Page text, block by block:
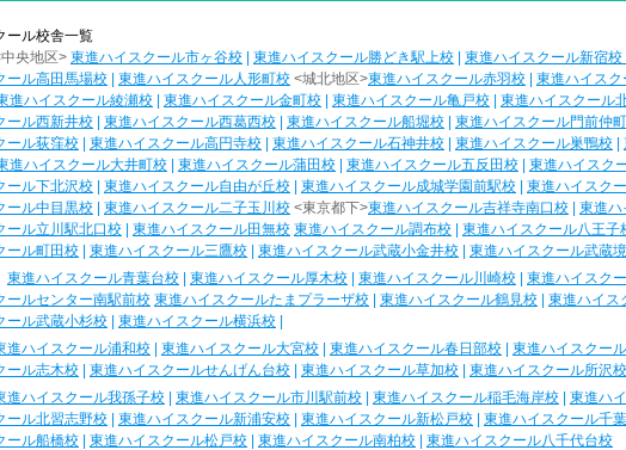
ール校舎一覧
中央地区> 東進ハイスクール市ヶ谷校 東進ハイスクール勝どき駅上校 東進ハイスクール新宿
ール高田馬場校
東進ハイスクール人形町校 <城北地区>東進ハイスクール赤羽校 東進ハイス
進ハイスクール綾瀬校 東進ハイスクール金町校 東進ハイスクール亀戸校 東進ハイスクール
ール西新井校
東進ハイスクール西葛西校 東進ハイスクール船堀校 東進ハイスクール門前仲
ール荻窪校
東進ハイスクール高円寺校 東進ハイスクール石神井校 東進ハイスクール巣鴨校
進ハイスクール大井町校 東進ハイスクール蒲田校 東進ハイスクール五反田校 東進ハイスク
ール下北沢校
東進ハイスクール自由が丘校 東進ハイスクール成城学園前駅校 東進ハイスク
ール中目黒校
東進ハイスクール二子玉川校 <東京都下>東進ハイスクール吉祥寺南口校 東進ハ
ール立川駅北口校
東進ハイスクール田無校 東進ハイスクール調布校 東進ハイスクール八王子
ール町田校
東進ハイスクール三鷹校 東進ハイスクール武蔵小金井校 東進ハイスクール武蔵
東進ハイスクール青葉台校 東進ハイスクール厚木校 東進ハイスクール川崎校 東進ハイスク
ールセンター南駅前校 東進ハイスクールたまプラーザ校 東進ハイスクール鶴見校 東進ハイス
ール武蔵小杉校
東進ハイスクール横浜校
進ハイスクール浦和校 東進ハイスクール大宮校 東進ハイスクール春日部校 東進ハイスクー
ール志木校
東進ハイスクールせんげん台校 東進ハイスクール草加校 東進ハイスクール所沢校
進ハイスクール我孫子校 東進ハイスクール市川駅前校 東進ハイスクール稲毛海岸校 東進ハ
ール北習志野校
東進ハイスクール新浦安校 東進ハイスクール新松戸校 東進ハイスクール千
ール船橋校
東進ハイスクール松戸校 東進ハイスクール南柏校
東進ハイスクール八千代台校